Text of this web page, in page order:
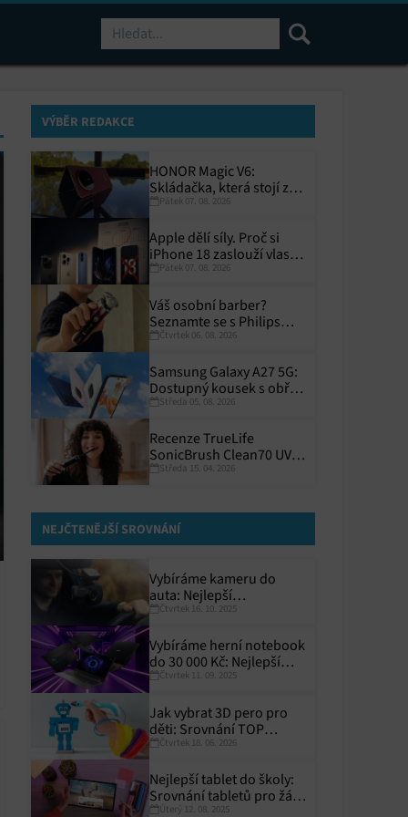
VÝBĚR REDAKCE
HONOR Magic V6:
Skládačka, která stojí za
toPátek 07. 08. 2026
Apple dělí síly. Proč si
iPhone 18 zaslouží vlastní
termín?
Pátek 07. 08. 2026
Váš osobní barber?
Seznamte se s Philips
i9000 Prestige Ultra
Čtvrtek 06. 08. 2026
Samsung Galaxy A27 5G:
Dostupný kousek s obřím
displejem
Středa 05. 08. 2026
Recenze TrueLife
SonicBrush Clean70 UV:
Precizní a hygienický
Středa 15. 04. 2026
NEJČTENĚJŠÍ SROVNÁNÍ
Vybíráme kameru do
auta: Nejlepší
autokamery roku 2025
Čtvrtek 16. 10. 2025
Vybíráme herní notebook
do 30 000 Kč: Nejlepší
modely pro rok 2025
Čtvrtek 11. 09. 2025
Jak vybrat 3D pero pro
děti: Srovnání TOP
modelů
Čtvrtek 18. 06. 2026
Nejlepší tablet do školy:
Srovnání tabletů pro žáky
a studenty
Úterý 12. 08. 2025